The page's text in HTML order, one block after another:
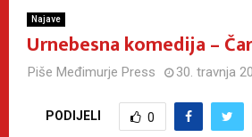
Najave
Urnebesna komedija –
Piše Međimurje Press 30. travnja
PODIJELI 0